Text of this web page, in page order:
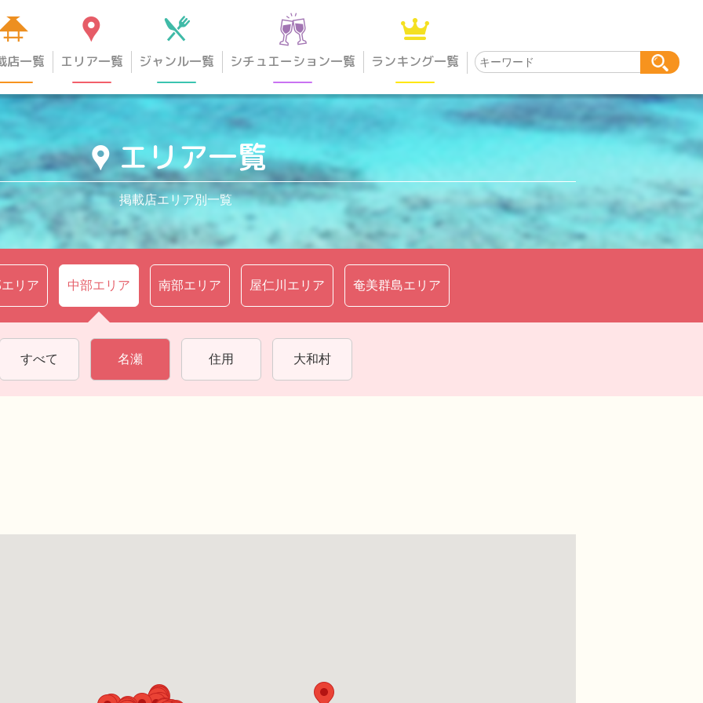
店一覧 エリア一覧 ジャンル一覧 シチュエーション一覧 ランキング一覧
エリア一覧
掲載店エリア別一覧
リア 中部エリア 南部エリア 屋仁川エリア 奄美群島エリア
すべて 名瀬 住用 大和村